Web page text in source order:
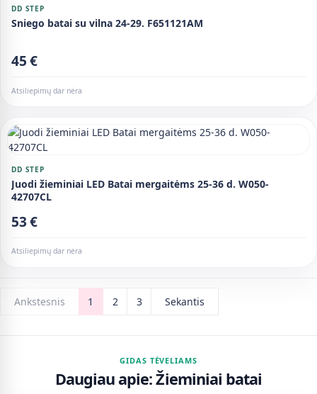
DD STEP
Sniego batai su vilna 24-29. F651121AM
45 €
Atsiliepimų dar nėra
DD STEP
Juodi žieminiai LED Batai mergaitėms 25-36 d. W050-
42707CL
53 €
Atsiliepimų dar nėra
Ankstesnis 1 2 3 Sekantis
GIDAS TĖVELIAMS
Daugiau apie: Žieminiai batai